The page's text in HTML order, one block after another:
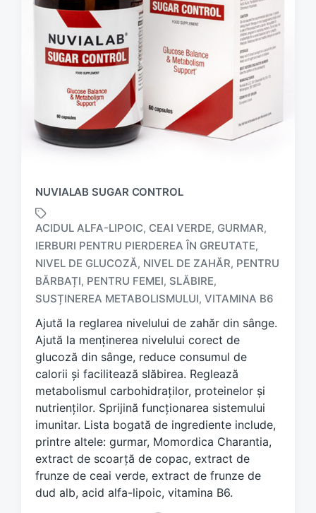
NUVIALAB SUGAR CONTROL
T
a
g
e
d
w
h
ACIDUL ALFA-LIPOIC, CEAI VERDE, GURMAR,
IERBURI PENTRU PIERDEREA ÎN GREUTATE,
NIVEL DE GLUCOZĂ, NIVEL DE ZAHĂR, PENTRU
BĂRBAȚI, PENTRU FEMEI, SLĂBIRE,
SUSȚINEREA METABOLISMULUI, VITAMINA B6
Ajută la reglarea nivelului de zahăr din sânge.
Ajută la menținerea nivelului corect de
glucoză din sânge, reduce consumul de
calorii și facilitează slăbirea. Reglează
metabolismul carbohidraților, proteinelor și
nutrienților. Sprijină funcționarea sistemului
imunitar. Lista bogată de ingrediente include,
printre altele: gurmar, Momordica Charantia,
extract de scoarță de copac, extract de
frunze de ceai verde, extract de frunze de
dud alb, acid alfa-lipoic, vitamina B6.